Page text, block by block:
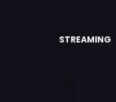
STREAMING